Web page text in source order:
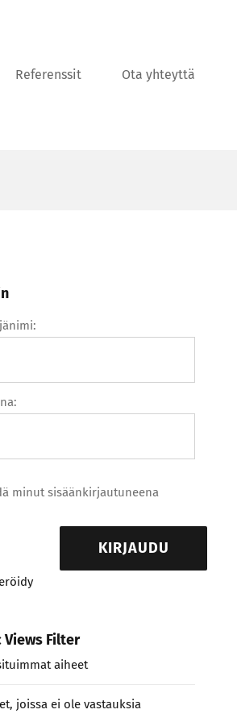
Referenssit Ota yhteyttä
minut sisäänkirjautuneena
KIRJAUDU
Views Filter
aiheet
joissa ei ole vastauksia